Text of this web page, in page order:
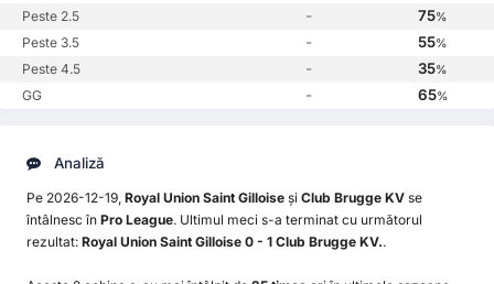
Peste 2.5 - 75%
Peste 3.5 - 55%
Peste 4.5 - 35%
GG - 65%
Analiză
Pe 2026-12-19, Royal Union Saint Gilloise și Club Brugge KV se
întâlnesc în Pro League. Ultimul meci s-a terminat cu următorul
rezultat: Royal Union Saint Gilloise 0 - 1 Club Brugge KV..